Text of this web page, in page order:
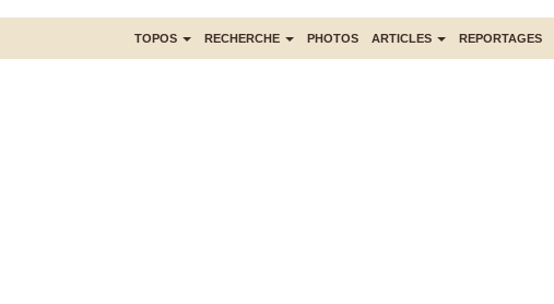
TOPOS RECHERCHE PHOTOS ARTICLES REPORTAGES